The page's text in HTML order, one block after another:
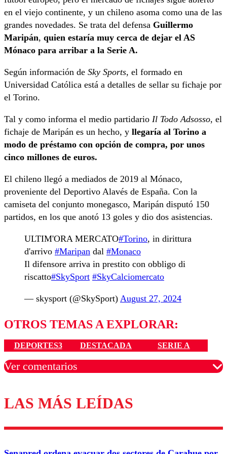
en el viejo continente, y un chileno asoma como una de las
grandes novedades. Se trata del defensa Guillermo
Maripán, quien estaría muy cerca de dejar el AS
Mónaco para arribar a la Serie A.
Según información de Sky Sports, el formado en
Universidad Católica está a detalles de sellar su fichaje por
el Torino.
Tal y como informa el medio partidario Il Todo Adsosso, el
fichaje de Maripán es un hecho, y llegaría al Torino a
modo de préstamo con opción de compra, por unos
cinco millones de euros.
El chileno llegó a mediados de 2019 al Mónaco,
proveniente del Deportivo Alavés de España. Con la
camiseta del conjunto monegasco, Maripán disputó 150
partidos, en los que anotó 13 goles y dio dos asistencias.
ULTIM'ORA MERCATO#Torino, in dirittura
d'arrivo #Maripan dal #Monaco
Il difensore arriva in prestito con obbligo di
riscatto#SkySport #SkyCalciomercato
— skysport (@SkySport) August 27, 2024
OTROS TEMAS A EXPLORAR:
DEPORTES3 DESTACADA SERIE A
Ver comentarios
Los comentarios son moderados para garantizar un
diálogo respetuoso.
LAS MÁS LEÍDAS